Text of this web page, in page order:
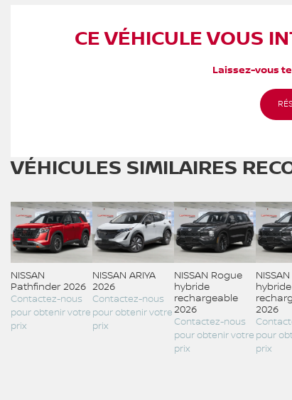
CE VÉHICULE VOUS
Laissez-vous
VÉHICULES SIMILAIRES
NISSAN
Pathfinder 2026
Contactez-nous
pour obtenir votre
prix
NISSAN ARIYA
2026
Contactez-nous
pour obtenir votre
prix
NISSAN Rogue
hybride
rechargeable
2026
Contactez-nous
pour obtenir votre
prix
hybride
2026
pour
prix